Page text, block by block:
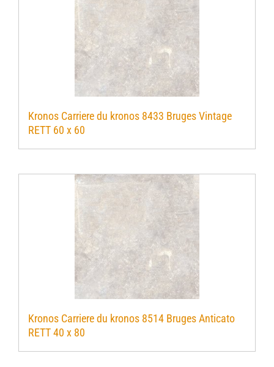
Kronos Carriere du kronos 8433 Bruges Vintage
RETT 60 x 60
Kronos Carriere du kronos 8514 Bruges Anticato
RETT 40 x 80